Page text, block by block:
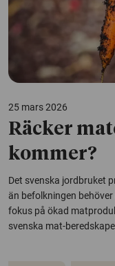
25 mars 2026
Räcker
kommer?
Det svenska jordbruket
än befolkningen
fokus på ökad
svenska mat-